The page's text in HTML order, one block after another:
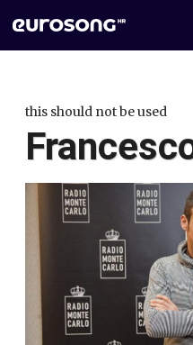
this should not be used